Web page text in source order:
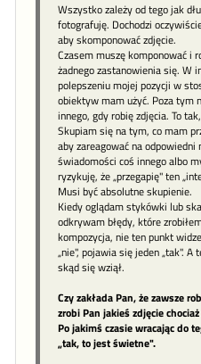
Wszystko zależy od tego jak
fotografuję. Dochodzi
aby skomponować zdjęcie.
Czasem muszę komponować i
żadnego zastanowienia się. W
polepszeniu mojej pozycji w
obiektyw mam użyć. Poza tym
innego, gdy robię zdjęcia. To
Skupiam się na tym, co mam
aby zareagować na
świadomości coś innego albo
ryzykuję, że „przegapię" ten
Musi być absolutne skupienie.
Kiedy oglądam stykówki lub
odkrywam błędy, które
kompozycja, nie ten punkt
„nie", pojawia się jeden „tak".
skąd się wziął.
Czy zakłada Pan, że zawsze
zrobi Pan jakieś zdjęcie
Po jakimś czasie wracając do
„tak, to jest świetne".